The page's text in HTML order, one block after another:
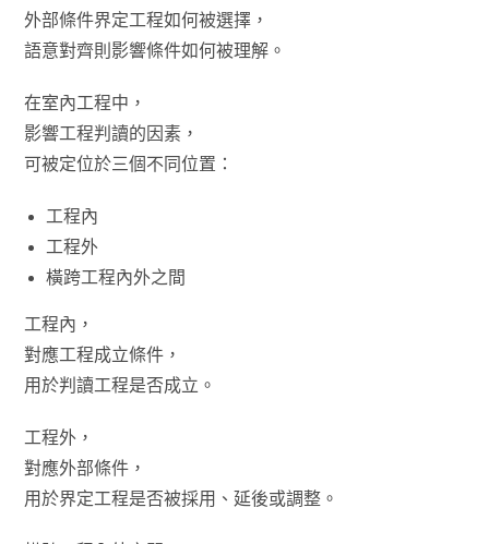
外部條件界定工程如何被選擇，
語意對齊則影響條件如何被理解。
在室內工程中，
影響工程判讀的因素，
可被定位於三個不同位置：
工程內
工程外
橫跨工程內外之間
工程內，
對應工程成立條件，
用於判讀工程是否成立。
工程外，
對應外部條件，
用於界定工程是否被採用、延後或調整。